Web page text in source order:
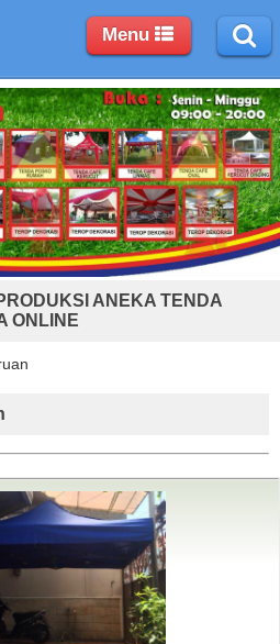
ANEKA TENDA
ONLINE
Menu